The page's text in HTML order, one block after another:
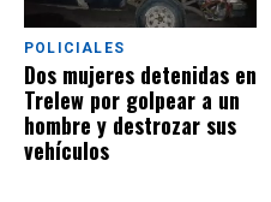
POLICIALES
Dos mujeres detenidas en
Trelew por golpear a un
hombre y destrozar sus
vehículos